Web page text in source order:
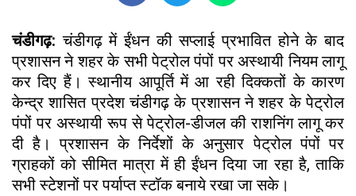
चंडीगढ़:चंडीगढ़ में ईंधन की सप्लाई प्रभावित होने के बाद
प्रशासन ने शहर के सभी पेट्रोल पंपों पर अस्थायी नियम लागू
कर दिए हैं। स्थानीय आपूर्ति में आ रही दिक्कतों के कारण
केन्द्र शासित प्रदेश चंडीगढ़ के प्रशासन ने शहर के पेट्रोल
पंपों पर अस्थायी रूप से पेट्रोल-डीजल की राशनिंग लागू कर
दी है। प्रशासन के निर्देशों के अनुसार पेट्रोल पंपों पर
ग्राहकों को सीमित मात्रा में ही ईंधन दिया जा रहा है, ताकि
सभी स्टेशनों पर पर्याप्त स्टॉक बनाये रखा जा सके।